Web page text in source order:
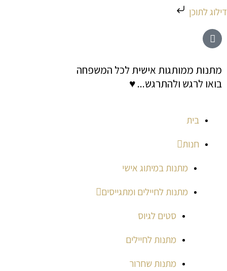
דילוג לתוכן
דילוג
לתוכן
מתנות ממותגות אישית לכל המשפחה
בואו לרגש ולהתרגש... ♥
בית
חנות
מתנות במיתוג אישי
מתנות לחיילים ומתגייסים
סטים לגיוס
מתנות לחיילים
מתנות שחרור